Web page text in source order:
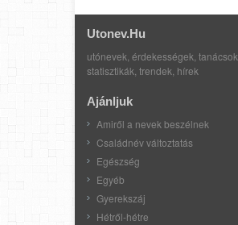
Utonev.hu
utónevek, érdekességek, tanácsok,
statisztikák, trendek, hírek
Ajánljuk
Amiről a nevek beszélnek
Családnév változtatás
Egészség
Egyéb
Gyerekszáj
Hétről-hétre